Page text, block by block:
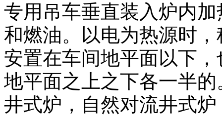
专用吊车垂直装入炉内
和燃油。以电为热源时
安置在车间地平面以下
地平面之上之下各一半
井式炉，自然对流井式